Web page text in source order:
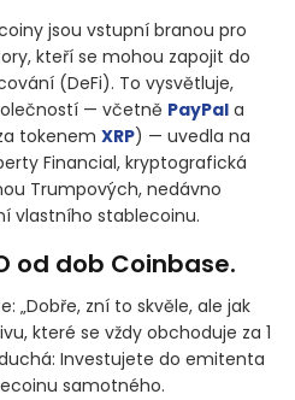
jsou vstupní branou pro
kteří se mohou zapojit do
(DeFi). To vysvětluje,
— včetně PayPal a
tokenem XRP) — uvedla na
Financial, kryptografická
Trumpových, nedávno
vlastního stablecoinu.
od dob Coinbase.
„Dobře, zní to skvěle, ale jak
které se vždy obchoduje za 1
Investujete do emitenta
samotného.